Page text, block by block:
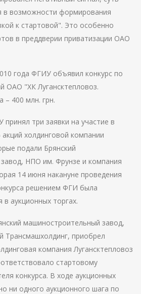
в возможности формирования
к стартовой". Это особенно
в преддверии приватизации ОАО
года ФГИУ объявил конкурс по
ОАО "ХК Лугансктепловоз.
– 400 млн. грн.
три заявки на участие в
холдинговой компании
подали Брянский
НПО им. Фрунзе и компания
14 июня накануне проведения
решением ФГИ была
в аукционных торгах.
машиностроительный завод,
Трансмашхолдинг, приобрел
компания Лугансктепловоз
стартовому
конкурса. В ходе аукционных
ни одного аукционного шага по